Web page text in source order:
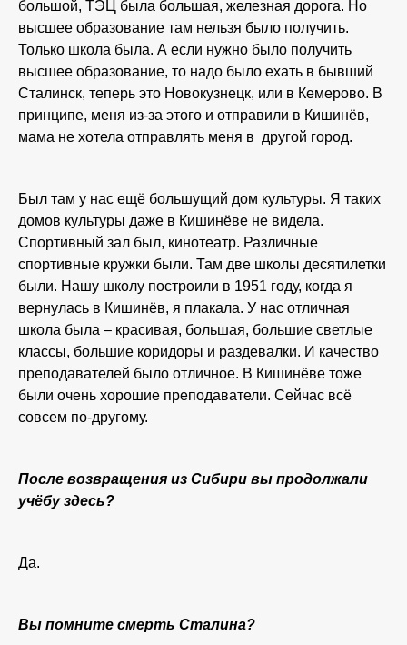
большой, ТЭЦ была большая, железная дорога. Но
высшее образование там нельзя было получить.
Только школа была. А если нужно было получить
высшее образование, то надо было ехать в бывший
Сталинск, теперь это Новокузнецк, или в Кемерово. В
принципе, меня из-за этого и отправили в Кишинёв,
мама не хотела отправлять меня в другой город.
Был там у нас ещё большущий дом культуры. Я таких
домов культуры даже в Кишинёве не видела.
Спортивный зал был, кинотеатр. Различные
спортивные кружки были. Там две школы десятилетки
были. Нашу школу построили в 1951 году, когда я
вернулась в Кишинёв, я плакала. У нас отличная
школа была – красивая, большая, большие светлые
классы, большие коридоры и раздевалки. И качество
преподавателей было отличное. В Кишинёве тоже
были очень хорошие преподаватели. Сейчас всё
совсем по-другому.
После возвращения из Сибири вы продолжали
учёбу здесь?
Да.
Вы помните смерть Сталина?